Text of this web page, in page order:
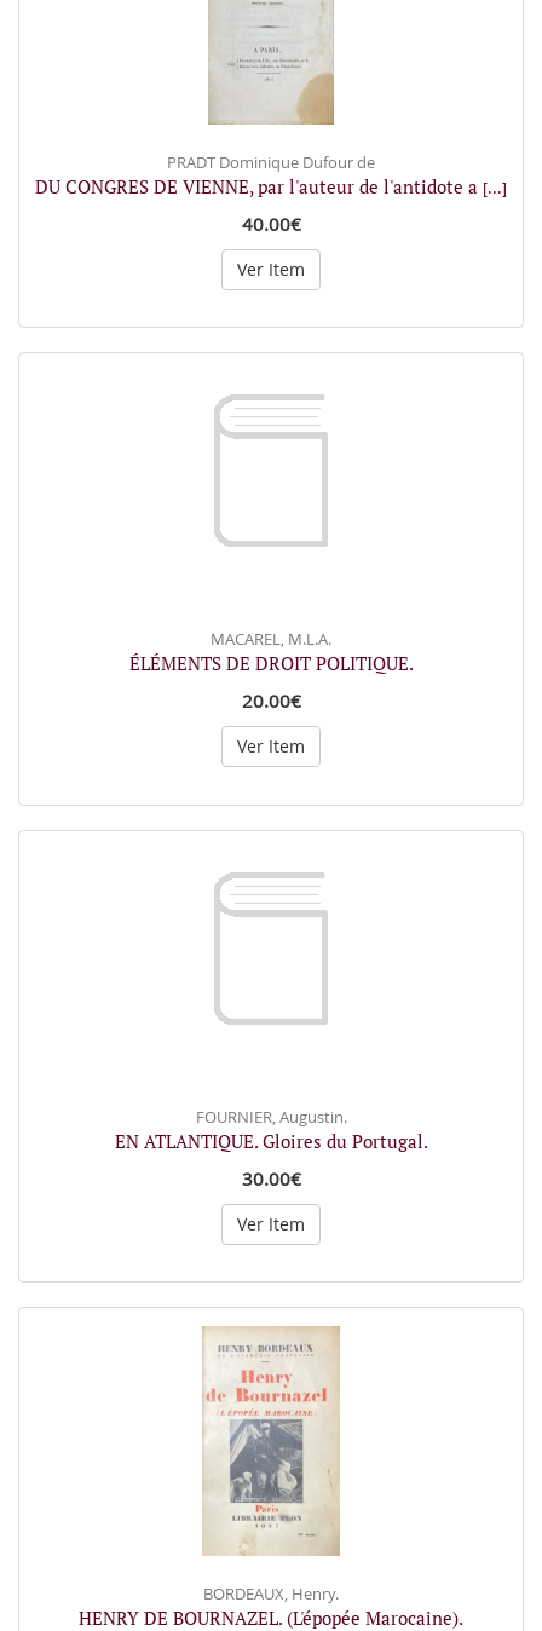
PRADT Dominique Dufour de
DU CONGRES DE VIENNE, par l'auteur de l'antidote a [...]
40.00€
Ver Item
MACAREL, M.L.A.
ÉLÉMENTS DE DROIT POLITIQUE.
20.00€
Ver Item
FOURNIER, Augustin.
EN ATLANTIQUE. Gloires du Portugal.
30.00€
Ver Item
BORDEAUX, Henry.
HENRY DE BOURNAZEL. (L'épopée Marocaine).